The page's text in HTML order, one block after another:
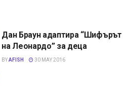
Дан Браун адаптира “Шифърът
на Леонардо” за деца
BYAFISH 30 MAY 2016